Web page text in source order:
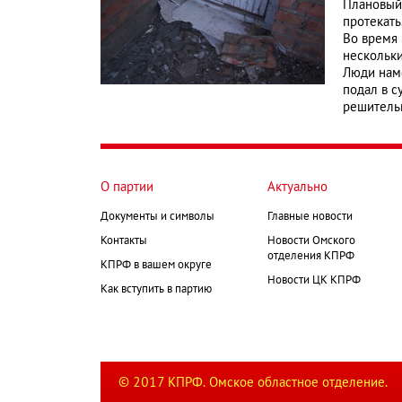
Во время
Люди
подал в
О партии
Документы и символы
Контакты
КПРФ в вашем округе
Как вступить в партию
Актуально
Главные новости
Новости Омского
отделения КПРФ
Новости ЦК КПРФ
© 2017 КПРФ. Омское областное отделение.